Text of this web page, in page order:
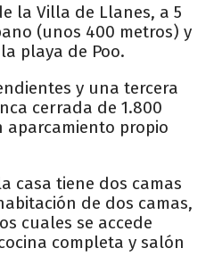
la Villa de Llanes, a 5
(unos 400 metros) y
playa de Poo.
y una tercera
cerrada de 1.800
aparcamiento propio
casa tiene dos camas
de dos camas,
cuales se accede
completa y salón